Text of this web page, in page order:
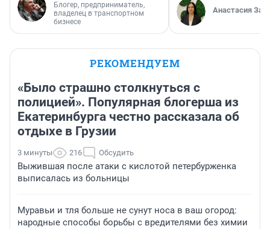
Блогер, предприниматель,
владелец в транспортном
бизнесе
Анастасия
РЕКОМЕНДУЕМ
«Было страшно столкнуться с
полицией». Популярная блогерша из
Екатеринбурга честно рассказала об
отдыхе в Грузии
3 минуты 216 Обсудить
Выжившая после атаки с кислотой петербурженка
выписалась из больницы
Муравьи и тля больше не сунут носа в ваш огород:
народные способы борьбы с вредителями без химии